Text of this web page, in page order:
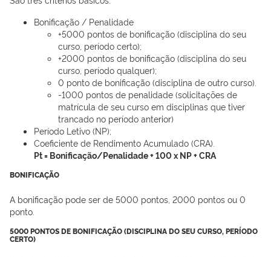
Bonificação / Penalidade
+5000 pontos de bonificação (disciplina do seu
curso, período certo);
+2000 pontos de bonificação (disciplina do seu
curso, período qualquer);
0 ponto de bonificação (disciplina de outro curso).
-1000 pontos de penalidade (solicitações de
matrícula de seu curso em disciplinas que tiver
trancado no período anterior)
Período Letivo (NP);
Coeficiente de Rendimento Acumulado (CRA).
Pt = Bonificação/Penalidade + 100 x NP + CRA
BONIFICAÇÃO
A bonificação pode ser de 5000 pontos, 2000 pontos ou 0
ponto.
5000 PONTOS DE BONIFICAÇÃO (DISCIPLINA DO SEU CURSO, PERÍODO
CERTO)